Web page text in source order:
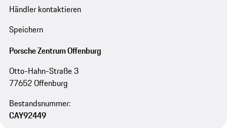
Händler kontaktieren
Speichern
Porsche Zentrum Offenburg
Otto-Hahn-Straße 3
77652 Offenburg
Bestandsnummer:
CAY92449